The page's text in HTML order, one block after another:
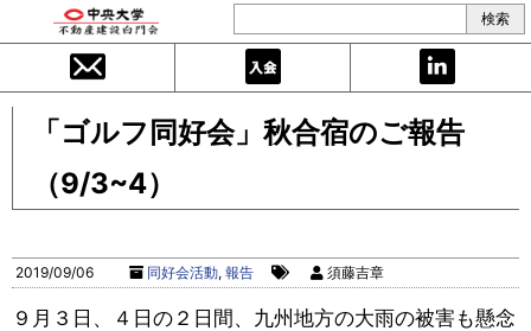
「ゴルフ同好会」秋合宿のご報告
（9/3~4）
2019/09/06 同好会活動, 報告 須藤吉章
９月３日、４日の２日間、九州地方の大雨の被害も懸念